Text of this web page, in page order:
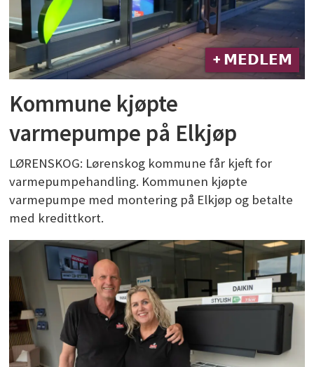
+ 𝗠𝗘𝗗𝗟𝗘𝗠
Kommune kjøpte
varmepumpe på Elkjøp
LØRENSKOG: Lørenskog kommune får kjeft for
varmepumpehandling. Kommunen kjøpte
varmepumpe med montering på Elkjøp og betalte
med kredittkort.